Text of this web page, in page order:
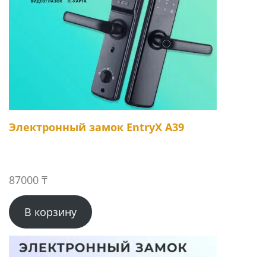
Электронный замок EntryX A39
87000 ₸
В корзину